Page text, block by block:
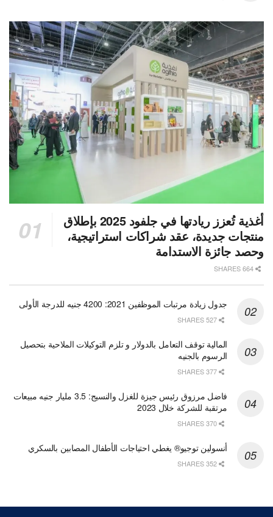
أغذية تُعزز ريادتها في جلفود 2025 بإطلاق
منتجات جديدة، عقد شراكات استراتيجية،
وحصد جائزة الاستدامة
جدول زيادة مرتبات الموظفين 2021: 4200 جنيه للدرجة الأولى
المالية توقف التعامل بالدولار و تلزم التوكيلات الملاحية بتحصيل
الرسوم بالجنيه
فاضل مرزوق رئيس جيزة للغزل والنسيج: 3.5 مليار جنيه مبيعات
مرتقبة للشركة خلال 2023
أنسولين توجيو® يغطي احتياجات الأطفال المصابين بالسكري